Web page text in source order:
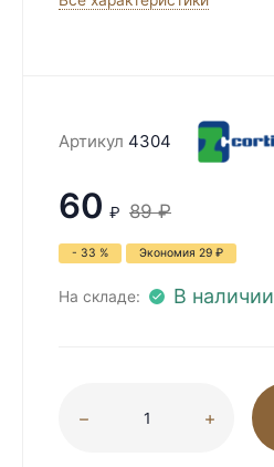
Артикул 4304
60 ₽ 89 ₽
- 33 % Экономия 29 ₽
На складе: В наличии